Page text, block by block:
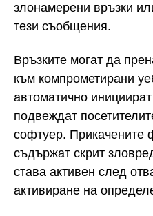
злонамерени връзки
тези съобщения.
Връзките могат да
към компрометирани
автоматично
подвеждат
софтуер. Прикачените
съдържат скрит
става активен след
активиране на